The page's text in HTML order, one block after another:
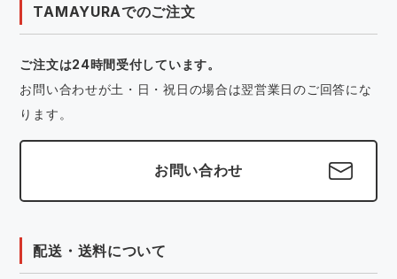
TAMAYURAでのご注文
ご注文は24時間受付しています。
お問い合わせが土・日・祝日の場合は翌営業日のご回答にな
ります。
お問い合わせ
配送・送料について